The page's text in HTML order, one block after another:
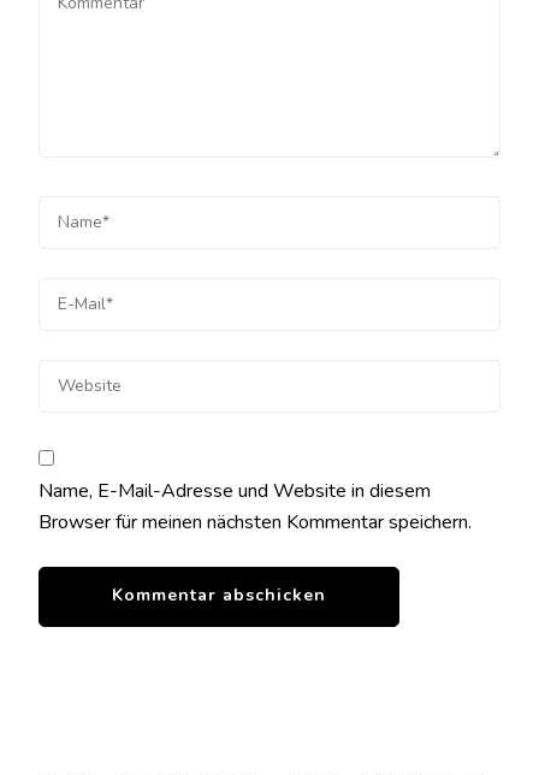
Name, E-Mail-Adresse und Website in diesem
Browser für meinen nächsten Kommentar speichern.